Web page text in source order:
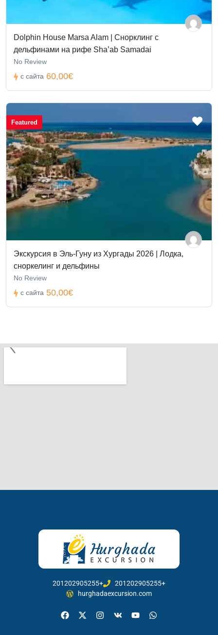
Dolphin House Marsa Alam | Снорклинг с
дельфинами на рифе Sha’ab Samadai
No Review
с сайта 60,00€
Featured
Экскурсия в Эль-Гуну из Хургады 2026 | Лодка,
сноркелинг и дельфины
No Review
с сайта 50,00€
201202905255+
201202905255+
hurghadaexcursion.com